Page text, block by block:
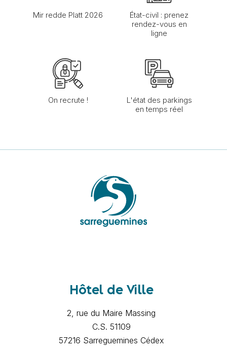
Mir redde Platt 2026
État-civil : prenez
rendez-vous en
ligne
On recrute !
L'état des parkings
en temps réel
Hôtel de Ville
2, rue du Maire Massing
C.S. 51109
57216 Sarreguemines Cédex